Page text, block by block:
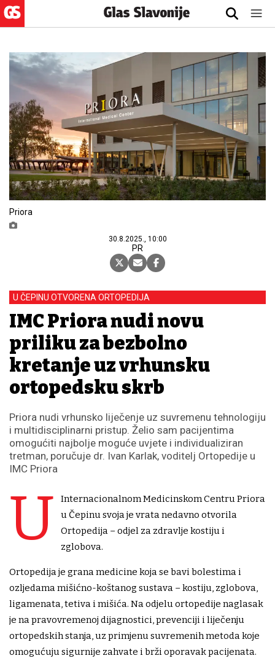
Priora
30.8.2025., 10:00
PR
U ČEPINU OTVORENA ORTOPEDIJA
IMC Priora nudi novu
priliku za bezbolno
kretanje uz vrhunsku
ortopedsku skrb
Priora nudi vrhunsko liječenje uz suvremenu tehnologiju
i multidisciplinarni pristup. Želio sam pacijentima
omogućiti najbolje moguće uvjete i individualiziran
tretman, poručuje dr. Ivan Karlak, voditelj Ortopedije u
IMC Priora
U
Internacionalnom Medicinskom Centru Priora
u Čepinu svoja je vrata nedavno otvorila
Ortopedija – odjel za zdravlje kostiju i
zglobova.
Ortopedija je grana medicine koja se bavi bolestima i
ozljedama mišićno-koštanog sustava – kostiju, zglobova,
ligamenata, tetiva i mišića. Na odjelu ortopedije naglasak
je na pravovremenoj dijagnostici, prevenciji i liječenju
ortopedskih stanja, uz primjenu suvremenih metoda koje
omogućuju sigurnije zahvate i brži oporavak pacijenata.